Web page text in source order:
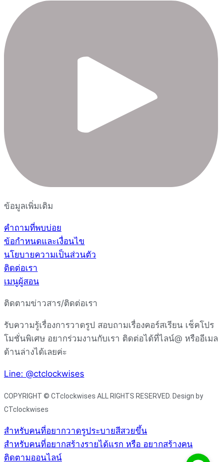
ข้อมูลเพิ่มเติม
คำถามที่พบบ่อย
ข้อกำหนดและเงื่อนไข
นโยบายความเป็นส่วนตัว
ติดต่อเรา
เมนูผู้สอน
ติดตามข่าวสาร/ติดต่อเรา
รับความรู้เรื่องการวาดรูป สอบถามเรื่องคอร์สเรียน เช็คโปร
โมชั่นพิเศษ อยากร่วมงานกับเรา ติดต่อได้ที่ไลน์@ หรืออีเมล
ด้านล่างได้เลยค่ะ
Line: @ctclockwises
COPYRIGHT © CTclockwises ALL RIGHTS RESERVED. Design by
CTclockwises
สำหรับคนที่อยากวาดรูประบายสีสวยขึ้น
สำหรับคนที่อยากสร้างรายได้แรก หรือ อยากสร้างคน
ติดตามออนไลน์